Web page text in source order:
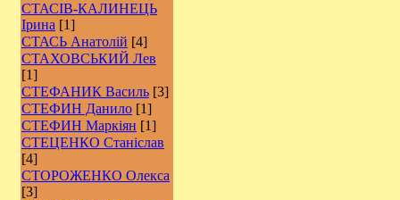
СТАСІВ-КАЛИНЕЦЬ
Ірина [1]
СТАСЬ Анатолій [4]
СТАХОВСЬКИЙ Лев
[1]
СТЕФАНИК Василь [3]
СТЕФИН Данило [1]
СТЕФИН Маркіян [1]
СТЕЦЕНКО Станіслав
[4]
СТОРОЖЕНКО Олекса
[3]